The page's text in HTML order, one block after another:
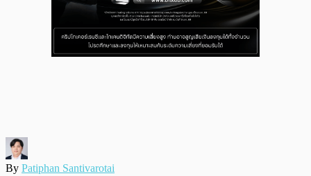
By Patiphan Santivarotai